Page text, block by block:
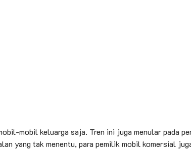
mobil keluarga saja. Tren ini juga menular pada
yang tak menentu, para pemilik mobil komersial